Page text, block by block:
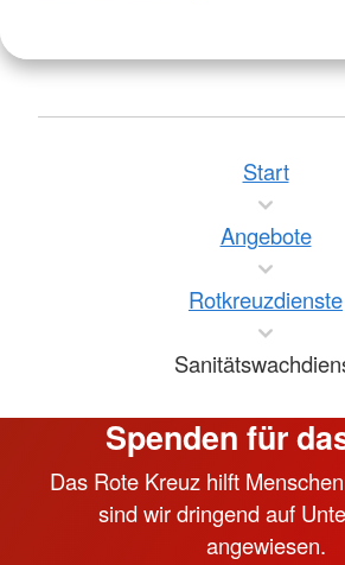
Start
Angebote
Rotkreuzdienste
Spenden für
Das Rote Kreuz hilft
sind wir dringend auf
angewiesen.